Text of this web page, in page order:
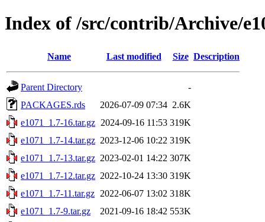
Index of /src/contrib/Archive/
Name Last modified Size Description
Parent Directory
-
PACKAGES.rds
2026-07-09 07:34 2.6K
e1071_1.7-16.tar.gz 2024-09-16 11:53 319K
e1071_1.7-14.tar.gz 2023-12-06 10:22 319K
e1071_1.7-13.tar.gz 2023-02-01 14:22 307K
e1071_1.7-12.tar.gz 2022-10-24 13:30 319K
e1071_1.7-11.tar.gz 2022-06-07 13:02 318K
e1071_1.7-9.tar.gz
2021-09-16 18:42 553K